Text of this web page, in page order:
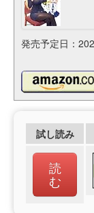
発売予定日：
試し読み
読
む